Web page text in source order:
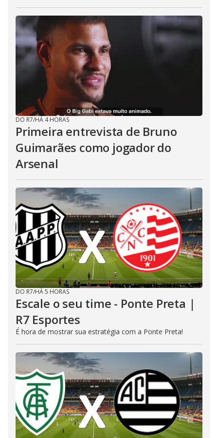
DO R7/HÁ 4 HORAS
Primeira entrevista de Bruno
Guimarães como jogador do
Arsenal
DO R7/HÁ 5 HORAS
Escale o seu time - Ponte Preta |
R7 Esportes
É hora de mostrar sua estratégia com a Ponte Preta!